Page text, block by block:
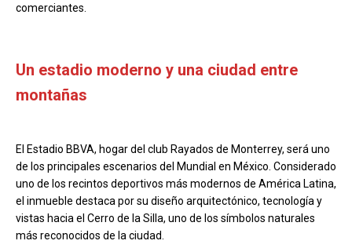
comerciantes.
Un estadio moderno y una ciudad entre
montañas
El Estadio BBVA, hogar del club Rayados de Monterrey, será uno
de los principales escenarios del Mundial en México. Considerado
uno de los recintos deportivos más modernos de América Latina,
el inmueble destaca por su diseño arquitectónico, tecnología y
vistas hacia el Cerro de la Silla, uno de los símbolos naturales
más reconocidos de la ciudad.